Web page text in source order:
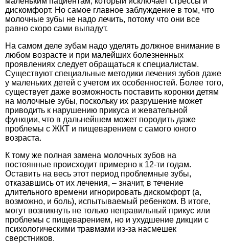
дискомфорт. Но самое главное заблуждение в том, что
молочные зубы не надо лечить, потому что они все
равно скоро сами выпадут.
На самом деле зубам надо уделять должное внимание в
любом возрасте и при малейших болезненных
проявлениях следует обращаться к специалистам.
Существуют специальные методики лечения зубов даже
у маленьких детей с учетом их особенностей. Более того,
существует даже возможность поставить коронки детям
на молочные зубы, поскольку их разрушение может
приводить к нарушению прикуса и жевательной
функции, что в дальнейшем может породить даже
проблемы с ЖКТ и пищеварением с самого юного
возраста.
К тому же полная замена молочных зубов на
постоянные происходит примерно к 12-ти годам.
Оставить на весь этот период проблемные зубы,
отказавшись от их лечения, – значит, в течение
длительного времени игнорировать дискомфорт (а,
возможно, и боль), испытываемый ребенком. В итоге,
могут возникнуть не только неправильный прикус или
проблемы с пищеварением, но и ухудшение дикции с
психологическими травмами из-за насмешек
сверстников.